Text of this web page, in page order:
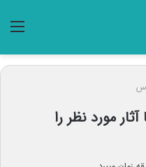
مورد نظر را